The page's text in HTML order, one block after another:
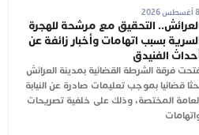
التحقيق مع مرشحة للهجرة
بسبب اتهامات وأخبار زائفة عن
الفنيدق
فرقة الشرطة القضائية بمدينة العرائش
قضائيا بموجب تعليمات صادرة عن النيابة
المختصة، وذلك على خلفية تصريحات